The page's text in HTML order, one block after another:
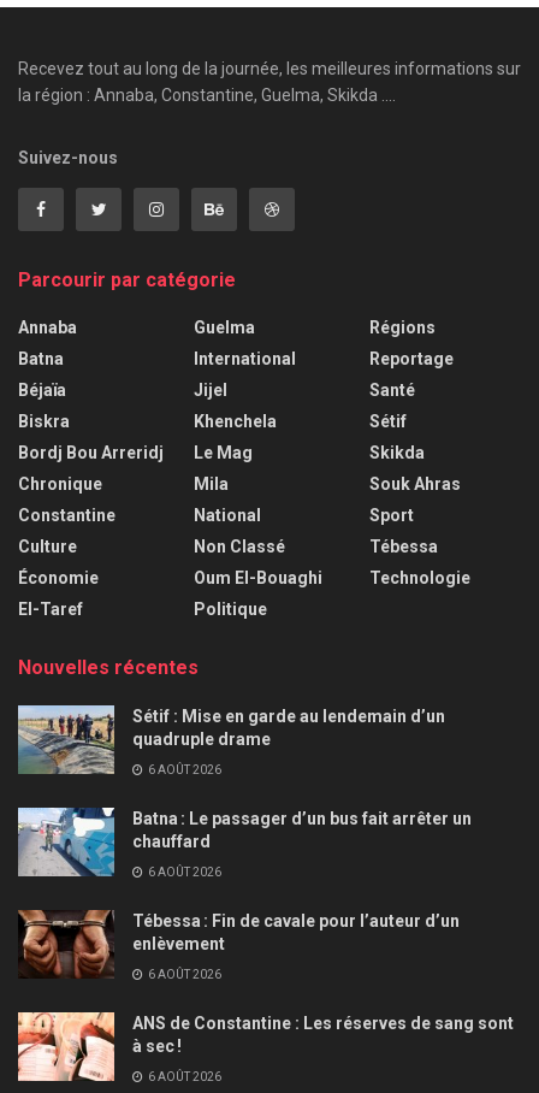
Recevez tout au long de la journée, les meilleures informations sur
la région : Annaba, Constantine, Guelma, Skikda ....
Suivez-nous
Parcourir par catégorie
Annaba
Batna
Béjaïa
Biskra
Bordj Bou Arreridj
Chronique
Constantine
Culture
Économie
El-Taref
Guelma
International
Jijel
Khenchela
Le Mag
Mila
National
Non Classé
Oum El-Bouaghi
Politique
Régions
Reportage
Santé
Sétif
Skikda
Souk Ahras
Sport
Tébessa
Technologie
Nouvelles récentes
Sétif : Mise en garde au lendemain d’un
quadruple drame
6 AOÛT 2026
Batna : Le passager d’un bus fait arrêter un
chauffard
6 AOÛT 2026
Tébessa : Fin de cavale pour l’auteur d’un
enlèvement
6 AOÛT 2026
ANS de Constantine : Les réserves de sang sont
à sec !
6 AOÛT 2026